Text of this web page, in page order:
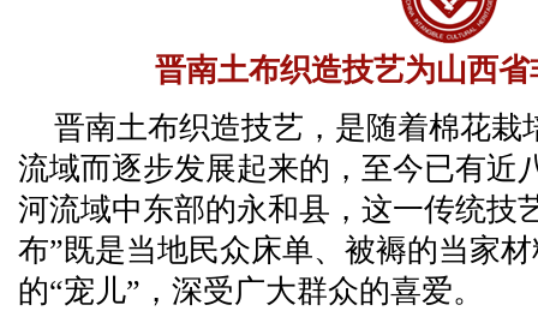
晋南土布织造技艺为山西
晋南土布织造技艺，是随着棉花栽
流域而逐步发展起来的，至今已有近
河流域中东部的永和县，这一传统技
布”既是当地民众床单、被褥的当家
的“宠儿”，深受广大群众的喜爱。